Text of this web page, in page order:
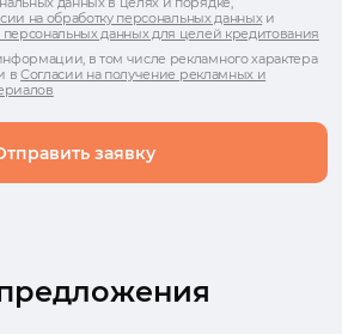
Отправить заявку
на обработку персональных данныхи
персональных данных для целей кредитования
в том числе рекламного характера
вСогласии на получение рекламных и